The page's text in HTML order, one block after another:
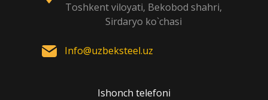
Toshkent viloyati, Bekobod shahri,
Sirdaryo ko`chasi
Info@uzbeksteel.uz
Ishonch telefoni